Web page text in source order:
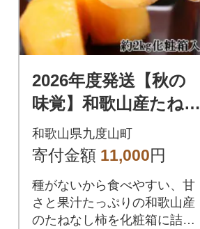
2026年度発送【秋の
味覚】和歌山産たねな
し柿約2kg 化粧箱入り
(2L～4Lサイズ)(九度
和歌山県九度山町
寄付金額 11,000円
種がないから食べやすい、甘
さと果汁たっぷりの和歌山産
のたねなし柿を化粧箱に詰め